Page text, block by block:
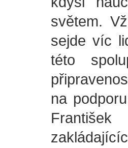
světem.
sejde víc
této
na